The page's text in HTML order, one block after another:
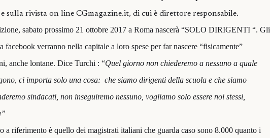
rivista on line CGmagazine.it, di cui è direttore responsabile.
sabato prossimo 21 ottobre 2017 a Roma nascerà “SOLO DIRIGENTI “. Gli
facebook verranno nella capitale a loro spese per far nascere “fisicamente”
anche lontane. Dice Turchi : “Quel giorno non chiederemo a nessuno a quale
ci importa solo una cosa: che siamo dirigenti della scuola e che siamo
sindacati, non inseguiremo nessuno, vogliamo solo essere noi stessi,
a riferimento è quello dei magistrati italiani che guarda caso sono 8.000 quanto i